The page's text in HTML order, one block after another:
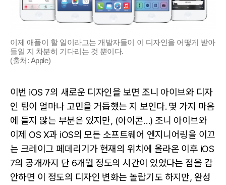
이제 애플이 할 일이라고는 개발자들이 이 디자인을 어떻게 받아
들일 지 차분히 기다리는 것 뿐이다.
(출처: Apple)
이번 iOS 7의 새로운 디자인을 보면 조니 아이브와 디자
인 팀이 얼마나 고민을 거듭했는 지 보인다. 몇 가지 마음
에 들지 않는 부분은 있지만, (아이콘…) 조니 아이브와
이제 OS X과 iOS의 모든 소프트웨어 엔지니어링을 이끄
는 크레이그 페데리기가 현재의 위치에 올라온 이후 iOS
7의 공개까지 단 6개월 정도의 시간이 있었다는 점을 감
안하면 이 정도의 디자인 변화는 놀랍기도 하지만, 완성